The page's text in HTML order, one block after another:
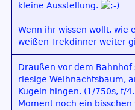
kleine Ausstellung.
Wenn ihr wissen wollt, wie
weißen Trekdinner weiter
Draußen vor dem
riesige Weihnachtsbaum,
Kugeln hingen. (1/750s, f/
Moment noch ein